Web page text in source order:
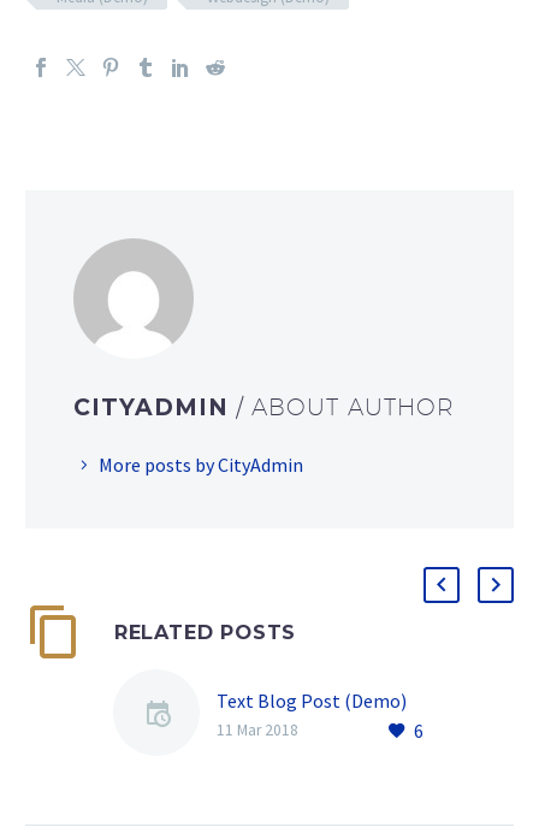
CITYADMIN / ABOUT AUTHOR
More posts by CityAdmin
RELATED POSTS
Text Blog Post (Demo)
6
11 Mar 2018